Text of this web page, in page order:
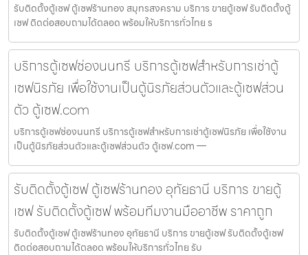
รับติดตั้งตู้เซฟ ตู้เซฟร้านทอง สมุทรสงคราม บริการ ขายตู้เซฟ รับติดตั้งตู้
เซฟ ติดต่อสอบถามได้ตลอด พร้อมให้บริการทั่วไทย ร
บริการตู้เซฟช่องนนทรี บริการตู้เซฟสำหรับการเช่าตู้
เซฟนิรภัย เพื่อใช้งานเป็นตู้นิรภัยส่วนตัวและตู้เซฟส่วน
ตัว ตู้เซฟ.com
บริการตู้เซฟช่องนนทรี บริการตู้เซฟสำหรับการเช่าตู้เซฟนิรภัย เพื่อใช้งาน
เป็นตู้นิรภัยส่วนตัวและตู้เซฟส่วนตัว ตู้เซฟ.com —
รับติดตั้งตู้เซฟ ตู้เซฟร้านทอง อุทัยธานี บริการ ขายตู้
เซฟ รับติดตั้งตู้เซฟ พร้อมทีมงานมืออาชีพ ราคาถูก
รับติดตั้งตู้เซฟ ตู้เซฟร้านทอง อุทัยธานี บริการ ขายตู้เซฟ รับติดตั้งตู้เซฟ
ติดต่อสอบถามได้ตลอด พร้อมให้บริการทั่วไทย รับ